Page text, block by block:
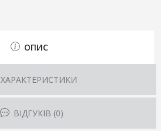
ОПИС
ХАРАКТЕРИСТИКИ
ВІДГУКІВ (0)